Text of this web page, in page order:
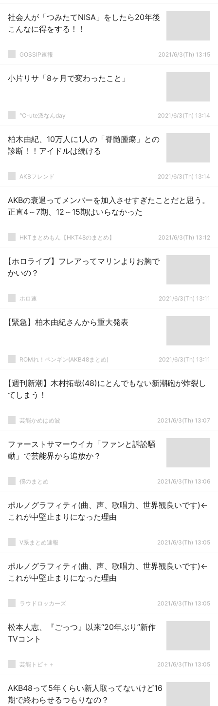
社会人が「つみたてNISA」をしたら20年後
こんなに得をする！！
GOSSIP速報 2021/6/3(Th) 13:15
小片リサ「8ヶ月で変わったこと」
℃-ute派なんday 2021/6/3(Th) 13:14
柏木由紀、10万人に1人の「脊髄腫瘍」との
診断！！アイドルは続ける
AKBフレンド 2021/6/3(Th) 13:14
AKBの衰退ってメンバーを加入させすぎたことだと思う。
正直4～7期、12～15期はいらなかった
HKTまとめもん【HKT48のまとめ】 2021/6/3(Th) 13:12
【ホロライブ】フレアってマリンよりお胸で
かいの？
ホロ速 2021/6/3(Th) 13:11
【緊急】柏木由紀さんから重大発表
ROMれ！ペンギン(AKB48まとめ) 2021/6/3(Th) 13:11
【週刊新潮】木村拓哉(48)にとんでもない新潮砲が炸裂し
てしまう！
芸能かめはめ波 2021/6/3(Th) 13:07
ファーストサマーウイカ「ファンと訴訟騒
動」で芸能界から追放か？
僕のまとめ 2021/6/3(Th) 13:06
ポルノグラフィティ(曲、声、歌唱力、世界観良いです)←
これが中堅止まりになった理由
V系まとめ速報 2021/6/3(Th) 13:05
ポルノグラフィティ(曲、声、歌唱力、世界観良いです)←
これが中堅止まりになった理由
ラウドロッカーズ 2021/6/3(Th) 13:05
松本人志、『ごっつ』以来“20年ぶり”新作
TVコント
芸能トピ＋＋ 2021/6/3(Th) 13:05
AKB48って5年くらい新人取ってないけど16
期で終わらせるつもりなの？